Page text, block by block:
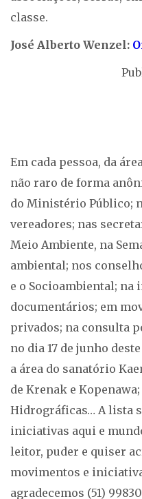
classe.
José Alberto Wenzel:
Em cada pessoa, da
não raro de forma
do Ministério Público;
vereadores; nas
Meio Ambiente, na
ambiental; nos
e o Socioambiental; na
documentários; em
privados; na consulta
no dia 17 de junho
a área do sanatório
de Krenak e
Hidrográficas… A lista
iniciativas aqui e
leitor, puder e quiser
movimentos e
agradecemos (51)